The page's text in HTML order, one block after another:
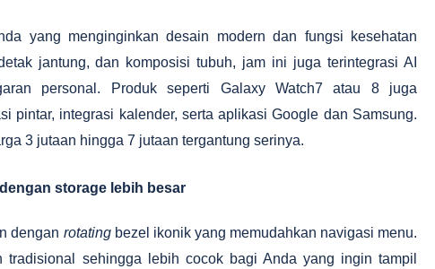
yang menginginkan desain modern dan fungsi kesehatan
jantung, dan komposisi tubuh, jam ini juga terintegrasi AI
personal. Produk seperti Galaxy Watch7 atau 8 juga
pintar, integrasi kalender, serta aplikasi Google dan Samsung.
3 jutaan hingga 7 jutaan tergantung serinya.
storage lebih besar
dengan rotatingbezel ikonik yang memudahkan navigasi menu.
sehingga lebih cocok bagi Anda yang ingin tampil